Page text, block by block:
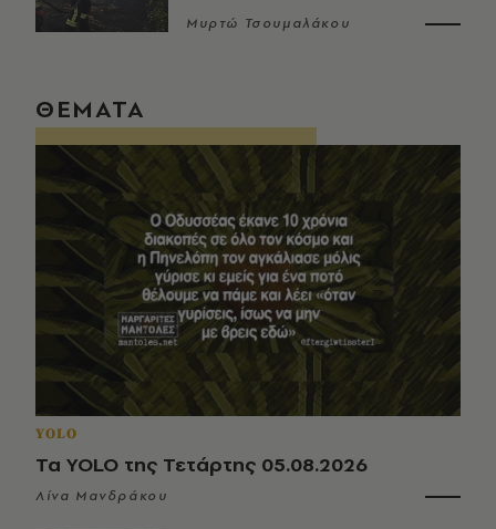
Μυρτώ Τσουμαλάκου
ΘΕΜΑΤΑ
YOLO
Τα YOLO της Τετάρτης 05.08.2026
Λίνα Μανδράκου